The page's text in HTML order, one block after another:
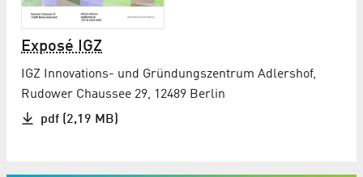
Exposé IGZ
IGZ Innovations- und Gründungszentrum Adlershof,
Rudower Chaussee 29, 12489 Berlin
pdf (2,19 MB)